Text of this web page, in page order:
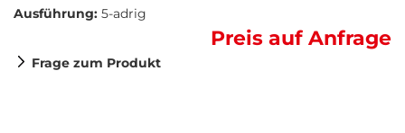
Ausführung: 5-adrig
Preis auf Anfrage
Frage zum Produkt